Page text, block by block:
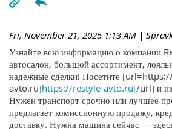
Fri, November 21, 2025 1:13 AM |
Узнайте всю информацию о компании
автосалон, большой ассортимент,
надежные сделки! Посетите
avto.ru]https://restyle-avto.ru[/url] и
Нужен транспорт срочно или лучшее
предлагает комиссионную продажу,
доставку. Нужна машина сейчас —